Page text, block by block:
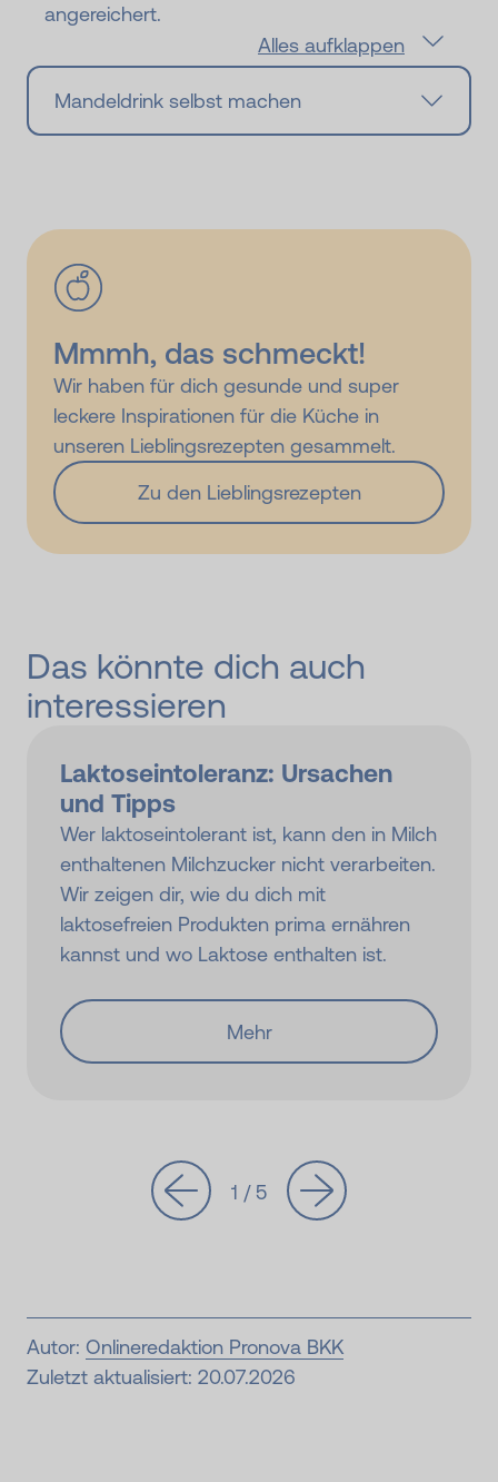
angereichert.
Alles aufklappen
Mandeldrink selbst machen
Mmmh, das schmeckt!
Wir haben für dich gesunde und super
leckere Inspirationen für die Küche in
unseren Lieblingsrezepten gesammelt.
Zu den Lieblingsrezepten
Das könnte dich auch
interessieren
Laktose­intoleranz: Ursachen
und Tipps
Wer laktoseintolerant ist, kann den in Milch
enthaltenen Milchzucker nicht verarbeiten.
Wir zeigen dir, wie du dich mit
laktosefreien Produkten prima ernähren
kannst und wo Laktose enthalten ist.
Mehr
1 / 5
Autor: Onlineredaktion Pronova BKK
Zuletzt aktualisiert: 20.07.2026